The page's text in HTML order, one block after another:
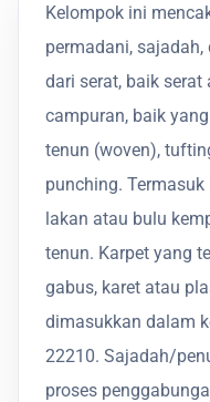
Kelompok ini
permadani,
dari serat, baik
campuran, baik
tenun (woven),
punching.
lakan atau bulu
tenun. Karpet yang
gabus, karet atau
dimasukkan dalam
22210. Sajadah/
proses